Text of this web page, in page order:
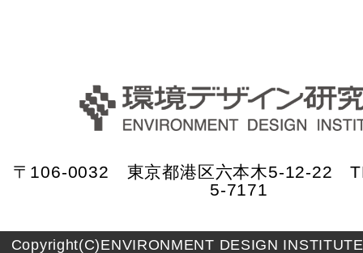
〒106-0032 東京都港区六本木5-12-22
5-7171
Copyright(C)ENVIRONMENT DESIGN